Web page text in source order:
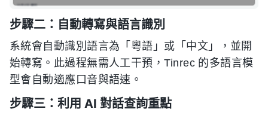
步驟二：自動轉寫與語言識別
系統會自動識別語言為「粵語」或「中文」，並開
始轉寫。此過程無需人工干預，Tinrec 的多語言模
型會自動適應口音與語速。
步驟三：利用 AI 對話查詢重點